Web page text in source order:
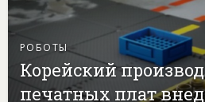
РОБОТЫ
Корейский
печатных плат